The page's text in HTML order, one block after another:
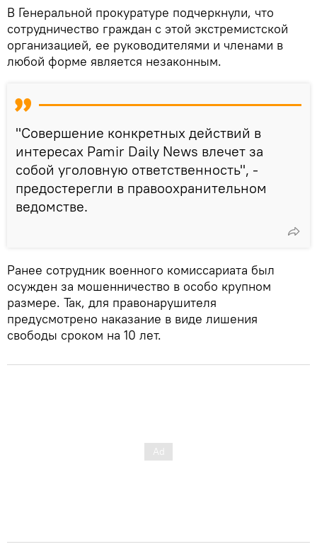
В Генеральной прокуратуре подчеркнули, что
сотрудничество граждан с этой экстремистской
организацией, ее руководителями и членами в
любой форме является незаконным.
"Совершение конкретных действий в
интересах Pamir Daily News влечет за
собой уголовную ответственность", -
предостерегли в правоохранительном
ведомстве.
Ранее сотрудник военного комиссариата был
осужден за мошенничество в особо крупном
размере. Так, для правонарушителя
предусмотрено наказание в виде лишения
свободы сроком на 10 лет.